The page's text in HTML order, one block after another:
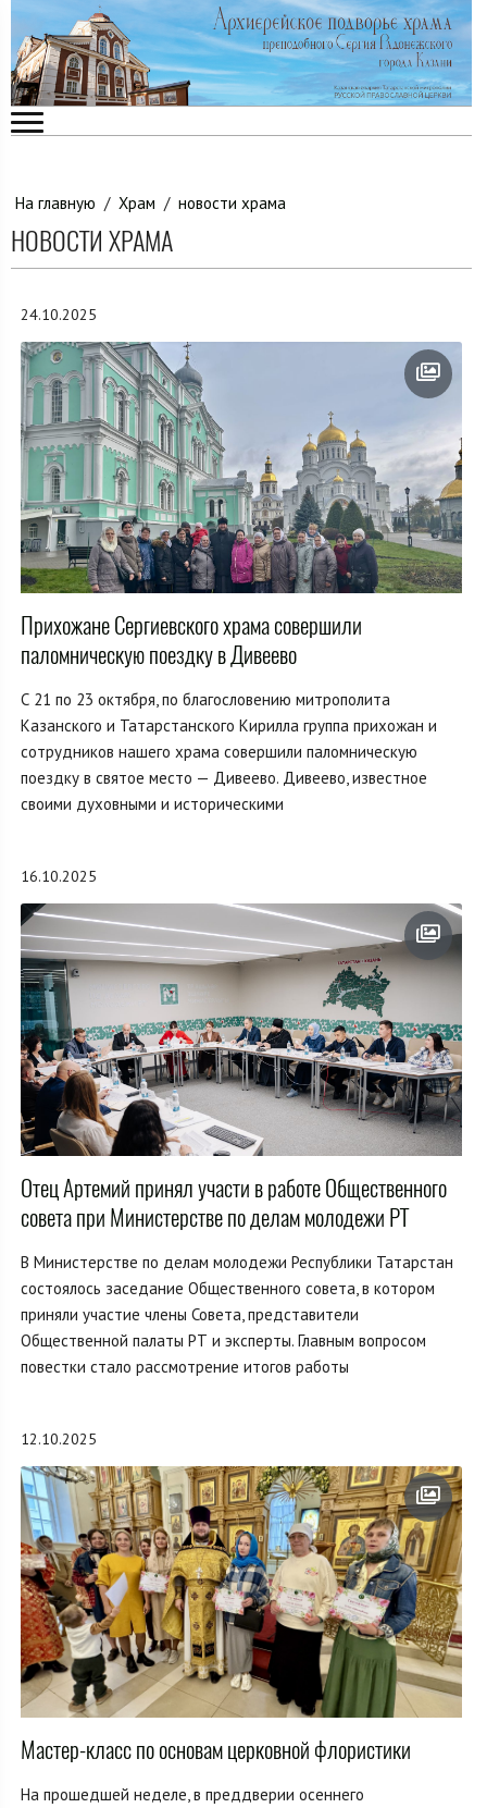
На главную / Храм / новости храма
НОВОСТИ ХРАМА
24.10.2025
Прихожане Сергиевского храма совершили
паломническую поездку в Дивеево
С 21 по 23 октября, по благословению митрополита
Казанского и Татарстанского Кирилла группа прихожан и
сотрудников нашего храма совершили паломническую
поездку в святое место — Дивеево. Дивеево, известное
своими духовными и историческими
16.10.2025
Отец Артемий принял участи в работе Общественного
совета при Министерстве по делам молодежи РТ
В Министерстве по делам молодежи Республики Татарстан
состоялось заседание Общественного совета, в котором
приняли участие члены Совета, представители
Общественной палаты РТ и эксперты. Главным вопросом
повестки стало рассмотрение итогов работы
12.10.2025
Мастер-класс по основам церковной флористики
На прошедшей неделе, в преддверии осеннего